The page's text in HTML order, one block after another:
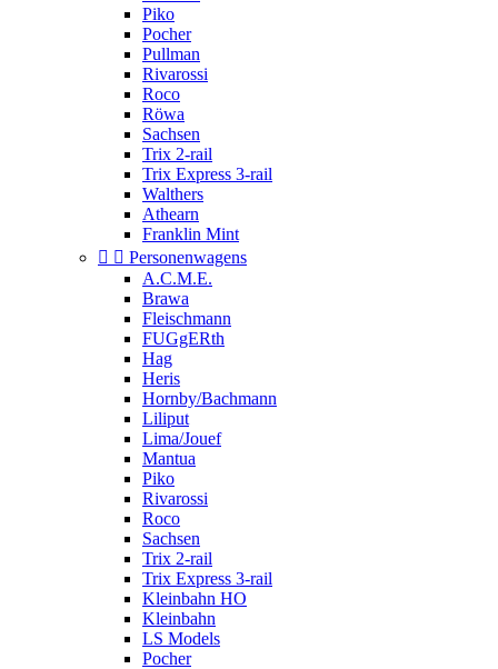
Piko
Pocher
Pullman
Rivarossi
Roco
Röwa
Sachsen
Trix 2-rail
Trix Express 3-rail
Walthers
Athearn
Franklin Mint
  Personenwagens
A.C.M.E.
Brawa
Fleischmann
FUGgERth
Hag
Heris
Hornby/Bachmann
Liliput
Lima/Jouef
Mantua
Piko
Rivarossi
Roco
Sachsen
Trix 2-rail
Trix Express 3-rail
Kleinbahn HO
Kleinbahn
LS Models
Pocher